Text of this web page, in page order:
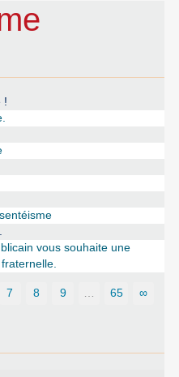
!
vous souhaite une
7 8 9 … 65 ∞